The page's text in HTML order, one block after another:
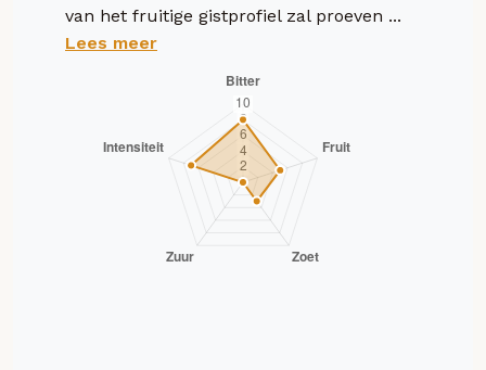
van het fruitige gistprofiel zal proeven ...
Lees meer